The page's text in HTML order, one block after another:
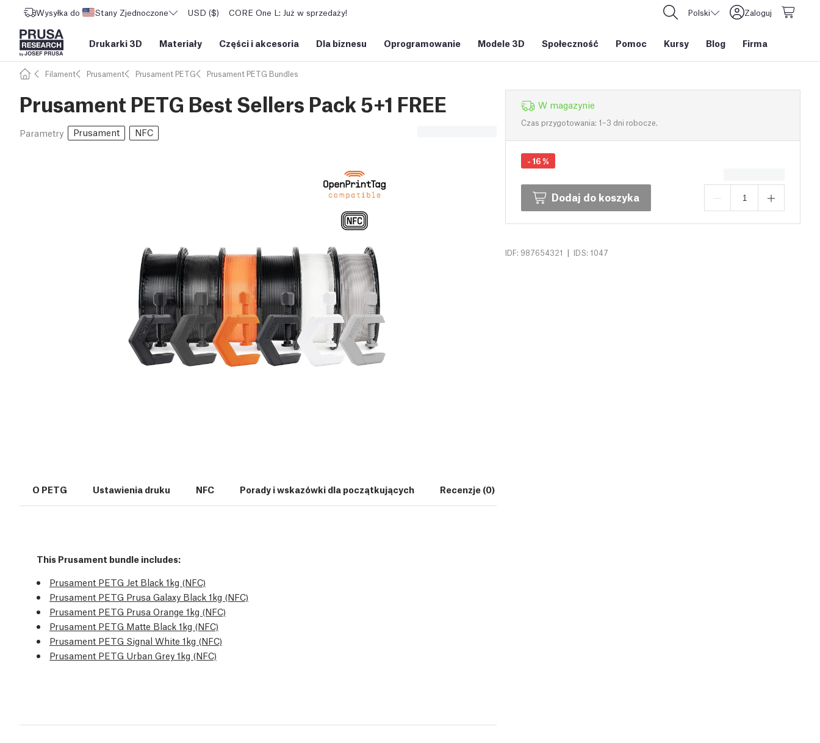
Wysyłka do Stany Zjednoczone USD ($) CORE One L: Już w sprzedaży! Polski Zaloguj
Drukarki 3D Materiały Części i akcesoria Dla biznesu Oprogramowanie Modele 3D Społeczność Pomoc Kursy Blog Firma
Filament Prusament Prusament PETG Prusament PETG Bundles
Prusament PETG Best Sellers Pack 5+1 FREE
Parametry Prusament NFC
W magazynie
Czas przygotowania: 1–3 dni robocze.
- 16%
Dodaj do koszyka
IDF: 987654321 | IDS: 1047
O PETG Ustawienia druku NFC Porady i wskazówki dla początkujących Recenzje (0)
This Prusament bundle includes:
Prusament PETG Jet Black 1kg (NFC)
Prusament PETG Prusa Galaxy Black 1kg (NFC)
Prusament PETG Prusa Orange 1kg (NFC)
Prusament PETG Matte Black 1kg (NFC)
Prusament PETG Signal White 1kg (NFC)
Prusament PETG Urban Grey 1kg (NFC)